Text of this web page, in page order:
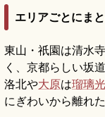
エリアごとにま
東山・祇園は清水
く、京都らしい坂
洛北や大原は瑠璃
にぎわいから離れ